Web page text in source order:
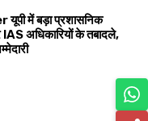
में बड़ा प्रशासनिक
अधिकारियों के तबादले,